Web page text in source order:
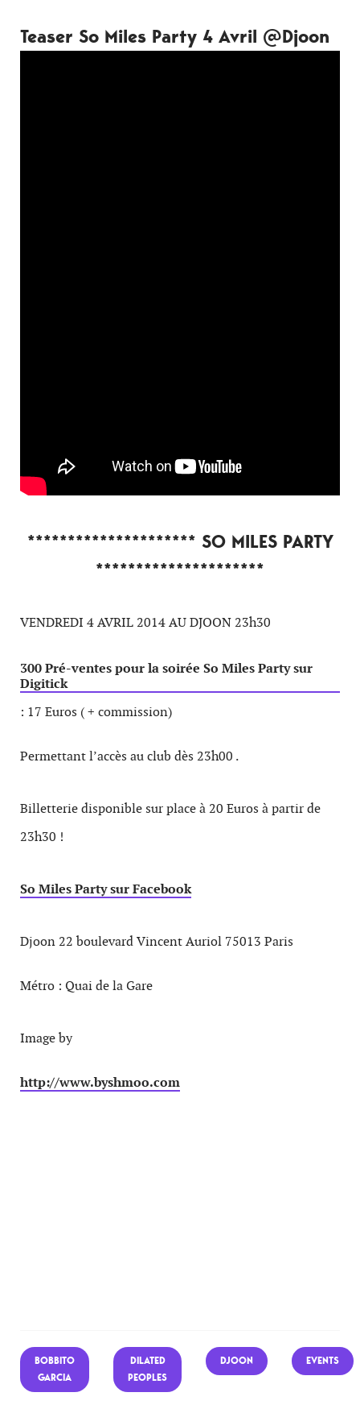
Teaser So Miles Party 4 Avril @Djoon
********************* SO MILES PARTY
*********************
VENDREDI 4 AVRIL 2014 AU DJOON 23h30
300 Pré-ventes pour la soirée So Miles Party sur
Digitick
: 17 Euros ( + commission)
Permettant l’accès au club dès 23h00 .
Billetterie disponible sur place à 20 Euros à partir de
23h30 !
So Miles Party sur Facebook
Djoon 22 boulevard Vincent Auriol 75013 Paris
Métro : Quai de la Gare
Image by
http://www.byshmoo.com
BOBBITO
GARCIA
DILATED
PEOPLES
DJOON EVENTS